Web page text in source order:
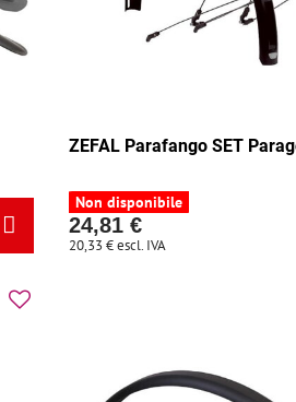
ZEFAL Parafango SET
Non disponibile
24,81 €
20,33 €escl. IVA